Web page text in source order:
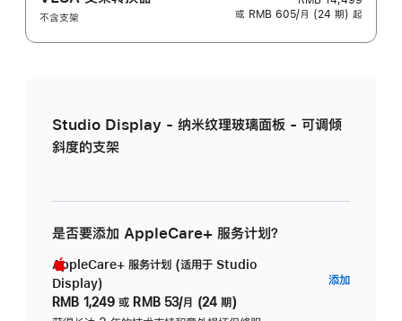
不含支架
或 RMB 605/月 (24 期) 起
Studio Display - 纳米纹理玻璃面板 - 可调倾
斜度的支架
是否要添加 AppleCare+ 服务计划？
AppleCare+ 服务计划 (适用于 Studio
Display)
RMB 1,249 或 RMB 53/月 (24 期)
添加